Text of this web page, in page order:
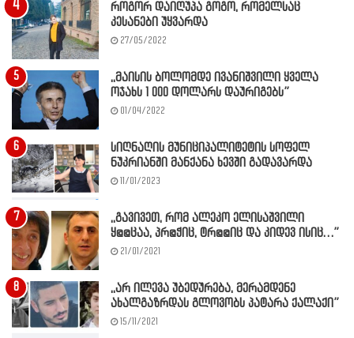
როგორ დაიღუპა გოგო, რომელსაც
კესანები უყვარდა
27/05/2022
,,მაისის ბოლომდე ივანიშვილი ყველა
ოჯახს 1 000 დოლარს დაურიგებს”
01/04/2022
სიღნაღის მუნიციპალიტეტის სოფელ
ნუკრიანში მანქანა ხევში გადავარდა
11/01/2023
,,გავივეთ, რომ ალეკო ელისაშვილი
ყ@@ცაა, პრ@ჭიც, ტრ@@იც და კიდევ ისიც…”
21/01/2021
,,არ ილევა უბედურება, მერამდენე
ახალგაზრდას გლოვობს პატარა ქალაქი”
15/11/2021